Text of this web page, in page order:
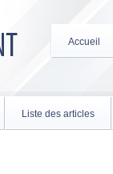
Accueil
Liste des articles